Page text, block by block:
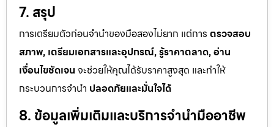
7. สรุป
การเตรียมตัวก่อนจำนำของมือสองไม่ยาก แต่การ ตรวจสอบ
สภาพ, เตรียมเอกสารและอุปกรณ์, รู้ราคาตลาด, อ่าน
เงื่อนไขชัดเจน จะช่วยให้คุณได้รับราคาสูงสุด และทำให้
กระบวนการจำนำ ปลอดภัยและมั่นใจได้
8. ข้อมูลเพิ่มเติมและบริการจำนำมืออาชีพ